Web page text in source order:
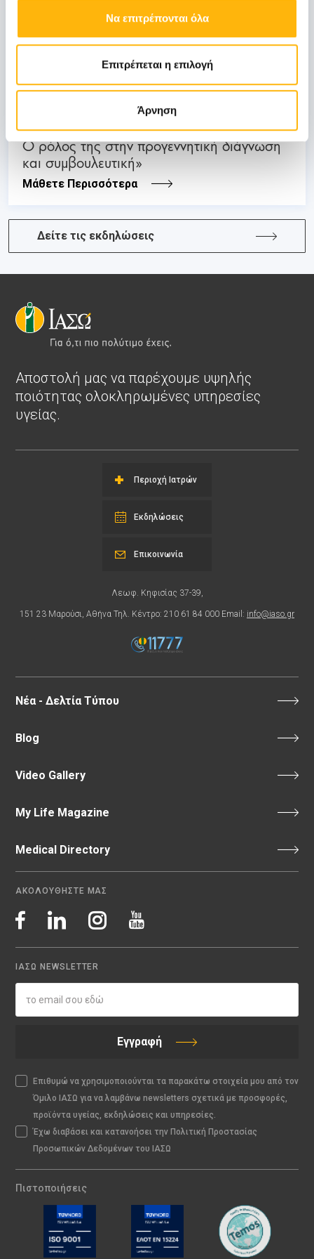
Να επιτρέπονται όλα
Επιτρέπεται η επιλογή
Άρνηση
ΜΑΙΕΥΤΙΚΗ - ΓΥΝΑΙΚΟΛΟΓΙΚΗ
ΙΑΣΩ: Διημερίδα «Εμβρυϊκή Νευρολογία:
Ο ρόλος της στην προγεννητική διάγνωση
και συμβουλευτική»
Μάθετε Περισσότερα
Δείτε τις εκδηλώσεις
Αποστολή μας να παρέχουμε υψηλής
ποιότητας ολοκληρωμένες υπηρεσίες
υγείας.
Περιοχή Ιατρών
Εκδηλώσεις
Λεωφ. Κηφισίας 37-39,
151 23 Μαρούσι, Αθήνα Τηλ. Κέντρο: 210 61 84 000 Email: info@iaso.gr
Επικοινωνία
Νέα - Δελτία Τύπου
Blog
Video Gallery
My Life Magazine
Medical Directory
ΑΚΟΛΟΥΘΗΣΤΕ ΜΑΣ
ΙΑΣΩ NEWSLETTER
Εγγραφή
Επιθυμώ να χρησιμοποιούνται τα παρακάτω στοιχεία μου από τον
Όμιλο ΙΑΣΩ για να λαμβάνω newsletters σχετικά με προσφορές,
προϊόντα υγείας, εκδηλώσεις και υπηρεσίες.
Έχω διαβάσει και κατανοήσει την Πολιτική Προστασίας
Προσωπικών Δεδομένων του ΙΑΣΩ
Πιστοποιήσεις